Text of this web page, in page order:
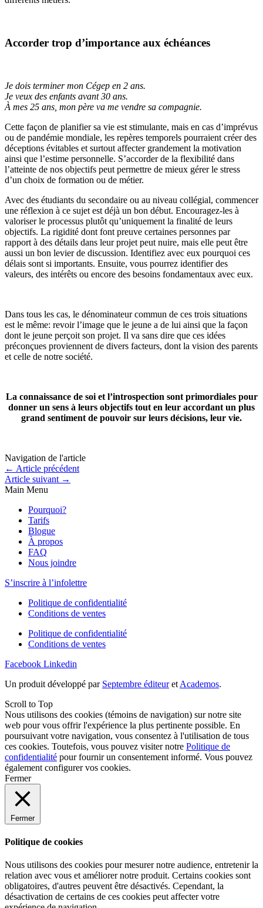
Accorder trop d’importance aux échéances
Je dois terminer mon Cégep en 2 ans.
Je veux des enfants avant 30 ans.
À mes 25 ans, mon père va me vendre sa compagnie.
Cette façon de planifier sa vie est stimulante, mais en cas d’imprévus
ou de pandémie mondiale, les repères temporels pourraient créer des
déceptions évitables et surtout affecter grandement la motivation
ainsi que l’estime personnelle. S’accorder de la flexibilité dans
l’atteinte de nos objectifs peut permettre de mieux gérer le stress
d’un choix de formation ou de métier.
Avec des étudiants du secondaire ou au niveau collégial, commencer
une réflexion à ce sujet est déjà un bon début. Encouragez-les à
valoriser le processus plutôt qu’uniquement la finalité de leurs
objectifs. La rigidité dont font preuve certaines personnes par
rapport à des détails dans leur projet peut nuire, mais elle peut être
aussi un bon levier de discussion. Identifiez avec eux pourquoi ces
délais sont si importants. Ensuite, vous pourrez identifier des
valeurs, des intérêts ou encore des besoins fondamentaux avec eux.
Dans tous les cas, le dénominateur commun de ces trois situations
est le même: revoir l’image que le jeune a de lui ainsi que la façon
dont le jeune perçoit son projet. Il va sans dire que ces idées
préconçues proviennent de divers facteurs, dont la vision des parents
et celle de notre société.
La connaissance de soi et l’introspection sont primordiales pour
donner un sens à leurs objectifs tout en leur accordant un plus
grand sentiment de pouvoir sur leurs décisions, leur vie.
Navigation de l'article
← Article précédent
Article suivant →
Main Menu
Pourquoi?
Tarifs
Blogue
À propos
FAQ
Nous joindre
S’inscrire à l’infolettre
Politique de confidentialité
Conditions de ventes
Politique de confidentialité
Conditions de ventes
Facebook Linkedin
Un produit développé par Septembre éditeuret Academos.
Scroll to Top
Nous utilisons des cookies (témoins de navigation) sur notre site
web pour vous offrir l'expérience la plus pertinente possible. En
poursuivant votre navigation, vous consentez à l'utilisation de tous
ces cookies. Toutefois, vous pouvez visiter notre Politique de
confidentialité pour fournir un consentement informé. Vous pouvez
également configurervos cookies.
Fermer
Fermer
Politique de cookies
Nous utilisons des cookies pour mesurer notre audience, entretenir la
relation avec vous et améliorer notre produit. Certains cookies sont
obligatoires, d'autres peuvent être désactivés. Cependant, la
désactivation de certains de ces cookies peut affecter votre